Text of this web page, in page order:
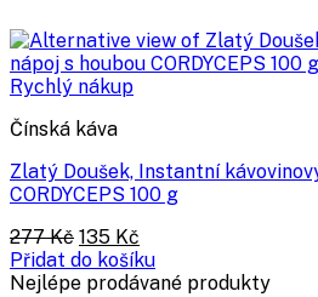
Rychlý nákup
Čínská káva
Zlatý Doušek, Instantní
CORDYCEPS 100 g
277Kč Původní
cena
byla:
135 Kč
cena
je:
Přidat do košíku
Nejlépe prodávané produkty